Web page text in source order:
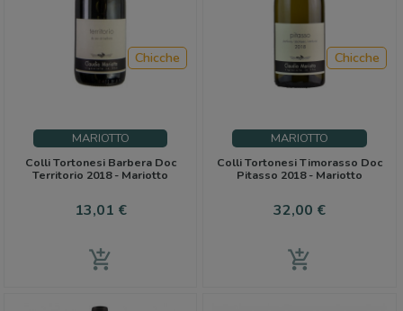
MARIOTTO
Colli Tortonesi Barbera Doc
Territorio 2018 - Mariotto
Prezzo
13,01 €
Chicche
add_shopping_cart
MARIOTTO
Colli Tortonesi Timorasso Doc
Pitasso 2018 - Mariotto
Prezzo
32,00 €
Chicche
add_shopping_cart